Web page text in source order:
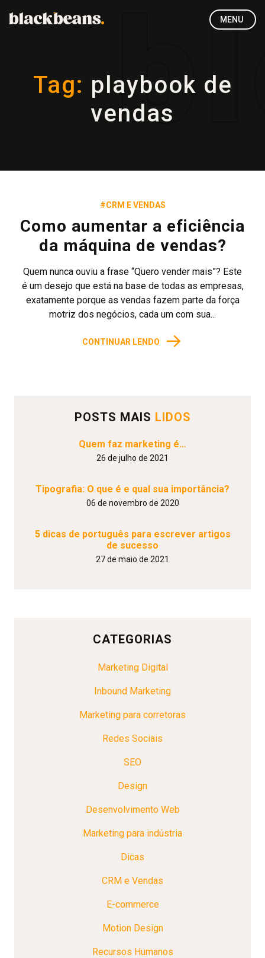
MENU
Tag: playbook de
vendas
#CRM E VENDAS
Como aumentar a eficiência
da máquina de vendas?
Quem nunca ouviu a frase “Quero vender mais”? Este
é um desejo que está na base de todas as empresas,
exatamente porque as vendas fazem parte da força
motriz dos negócios, cada um com sua...
CONTINUAR LENDO →
POSTS MAIS LIDOS
Quem faz marketing é…
26 de julho de 2021
Tipografia: O que é e qual sua importância?
06 de novembro de 2020
5 dicas de português para escrever artigos
de sucesso
27 de maio de 2021
CATEGORIAS
Marketing Digital
Inbound Marketing
Marketing para corretoras
Redes Sociais
SEO
Design
Desenvolvimento Web
Marketing para indústria
Dicas
CRM e Vendas
E-commerce
Motion Design
Recursos Humanos